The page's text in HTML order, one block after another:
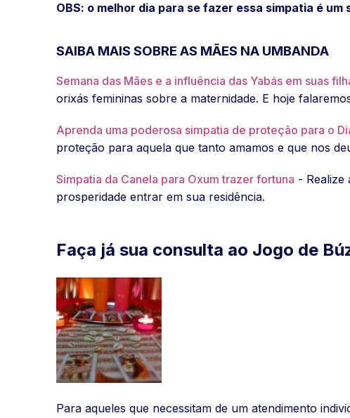
OBS: o melhor dia para se fazer essa simpatia é um
SAIBA MAIS SOBRE AS MÃES NA UMBANDA
Semana das Mães e a influência das Yabás em suas
orixás femininas sobre a maternidade. E hoje
Aprenda uma poderosa simpatia de proteção para o
proteção para aquela que tanto amamos e que nos
Simpatia da Canela para Oxum trazer fortuna - Realize
prosperidade entrar em sua residência.
Faça já sua consulta ao Jogo de
Para aqueles que necessitam de um atendimento